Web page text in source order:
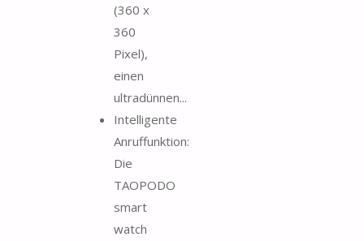
(360 x
360
Pixel),
einen
ultradünnen...
Intelligente
Anruffunktion:
Die
TAOPODO
smart
watch